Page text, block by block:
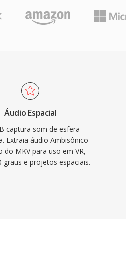
Áudio Espacial
captura som de esfera
Extraia áudio Ambisônico
do MKV para uso em VR,
graus e projetos espaciais.